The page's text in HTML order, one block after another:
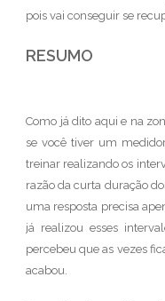
pois vai conseguir se
RESUMO
Como já dito aqui e na
se você tiver um
treinar realizando os
razão da curta duração
uma resposta precisa
já realizou esses
percebeu que as vezes
acabou.